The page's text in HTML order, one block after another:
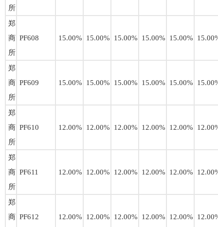
所
郑
商
所
PF608 15.00% 15.00% 15.00% 15.00% 15.00%
郑
商
所
PF609 15.00% 15.00% 15.00% 15.00% 15.00%
郑
商
所
PF610 12.00% 12.00% 12.00% 12.00% 12.00%
郑
商
所
PF611 12.00% 12.00% 12.00% 12.00% 12.00%
郑
商 PF612 12.00% 12.00% 12.00% 12.00% 12.00%